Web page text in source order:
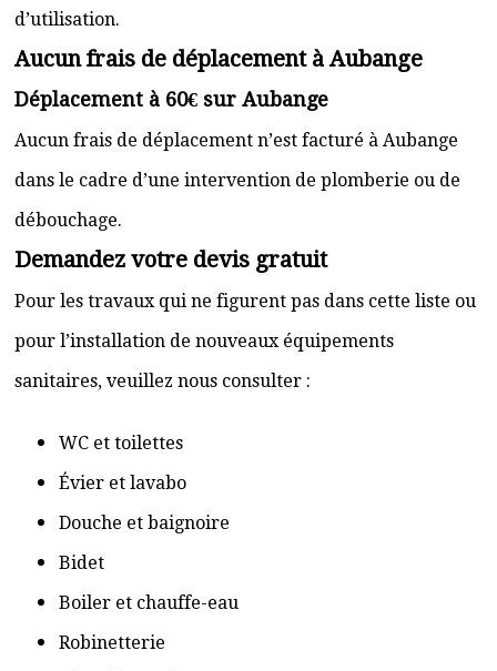
d’utilisation.
Aucun frais de déplacement à Aubange
Déplacement à 60€ sur Aubange
Aucun frais de déplacement n’est facturé à Aubange
dans le cadre d’une intervention de plomberie ou de
débouchage.
Demandez votre devis gratuit
Pour les travaux qui ne figurent pas dans cette liste ou
pour l’installation de nouveaux équipements
sanitaires, veuillez nous consulter :
WC et toilettes
Évier et lavabo
Douche et baignoire
Bidet
Boiler et chauffe-eau
Robinetterie